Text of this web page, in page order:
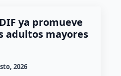
ya promueve
adultos mayores
2026